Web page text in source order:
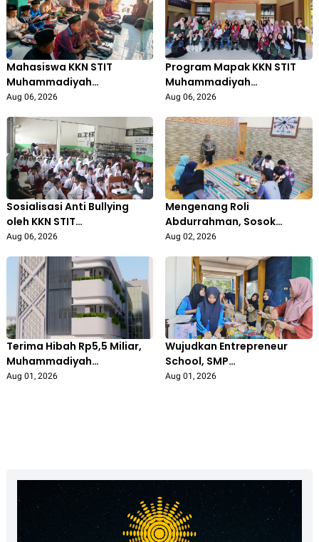
Mahasiswa KKN STIT
Muhammadiyah
Bojonegoro Aktif Mengajar
Isro’, Tingkatkan Semangat
Belajar Santri
Aug 06, 2026
Program Mapak KKN STIT
Muhammadiyah
Bojonegoro: Edukasi
Libatkan Ibu PKK
Gedongarum
Aug 06, 2026
Sosialisasi Anti Bullying
oleh KKN STIT
Muhammadiyah
Kanor Tingkatkan
Kepedulian Siswa
Aug 06, 2026
Mengenang Roli
Abdurrahman, Sosok
Inspiratif di Balik Lahirnya
Aug 02, 2026
Terima Hibah Rp5,5 Miliar,
Muhammadiyah
Bojonegoro Segera Bangun
Aug 01, 2026
Wujudkan Entrepreneur
School, SMP
Muhammadiyah 5
Aug 01, 2026